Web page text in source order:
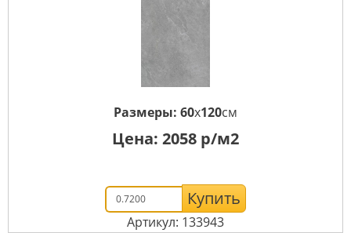
Размеры: 60x120см
Цена: 2058 р/м2
Купить
Артикул: 133943